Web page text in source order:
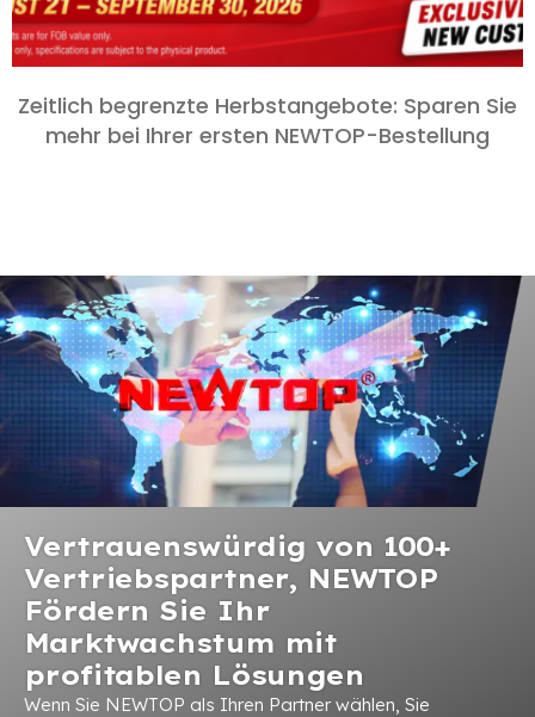
Zeitlich begrenzte Herbstangebote: Sparen Sie
mehr bei Ihrer ersten NEWTOP-Bestellung
Vertrauenswürdig von 100+
Vertriebspartner, NEWTOP
Fördern Sie Ihr
Marktwachstum mit
profitablen Lösungen
Wenn Sie NEWTOP als Ihren Partner wählen, Sie